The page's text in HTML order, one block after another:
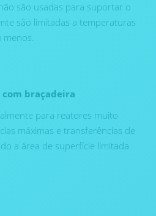
são usadas para suportar o
são limitadas a temperaturas
menos.
com braçadeira
para reatores muito
máximas e transferências de
a área de superfície limitada